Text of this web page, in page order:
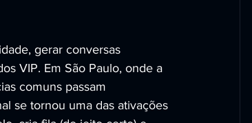
gerar conversas
VIP. Em São Paulo, onde a
comuns passam
se tornou uma das ativações